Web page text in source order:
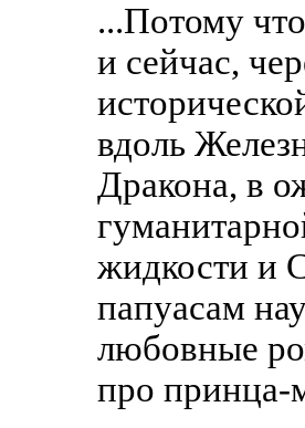
...Потому
и сейчас,
вдоль
Дракона, в
жидкости и
папуасам
любовные
про принца-